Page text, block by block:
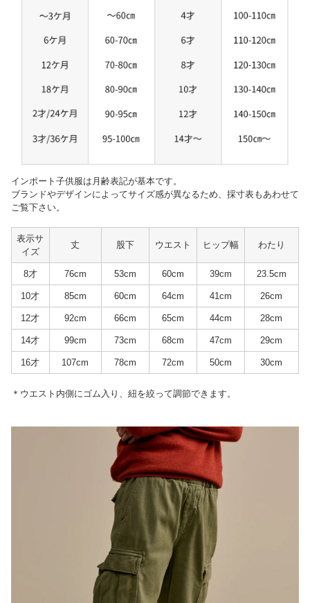
インポート子供服は月齢表記が基本です。
ブランドやデザインによってサイズ感が異なるため、採寸表もあわせて
ご覧下さい。
表示サ
イズ
丈 股下 ウエスト ヒップ幅 わたり
8才 76cm 53cm 60cm 39cm 23.5cm
10才 85cm 60cm 64cm 41cm 26cm
12才 92cm 66cm 65cm 44cm 28cm
14才 99cm 73cm 68cm 47cm 29cm
16才 107cm 78cm 72cm 50cm 30cm
＊ウエスト内側にゴム入り、紐を絞って調節できます。